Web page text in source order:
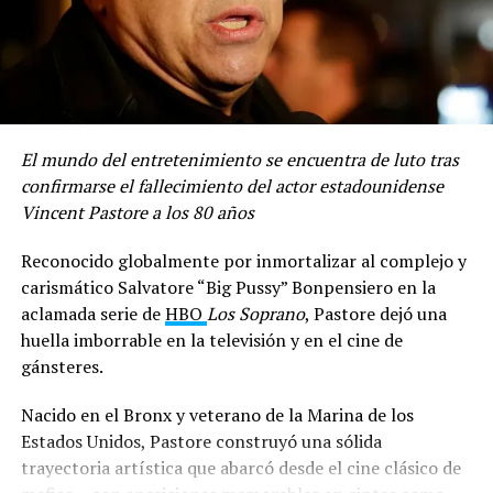
El mundo del entretenimiento se encuentra de luto tras
confirmarse el fallecimiento del actor estadounidense
Vincent Pastore a los 80 años
Reconocido globalmente por inmortalizar al complejo y
carismático Salvatore “Big Pussy” Bonpensiero en la
aclamada serie deHBO Los Soprano, Pastore dejó una
huella imborrable en la televisión y en el cine de
gánsteres.
Nacido en el Bronx y veterano de la Marina de los
Estados Unidos, Pastore construyó una sólida
trayectoria artística que abarcó desde el cine clásico de